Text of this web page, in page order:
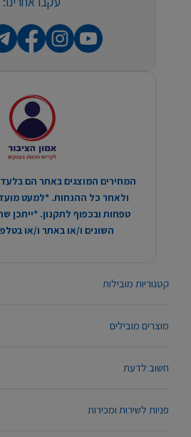
קטגוריות מובילות
מוצרים מובילים
חשוב לדעת
פניות לשירות ומכירות
המחירים המוצגים באתר הם
ולאחר כל ההנחות. *למעט
טפחות ובכפוף לתקנון. *ייתכן
השונים ו/או באתר ו/או